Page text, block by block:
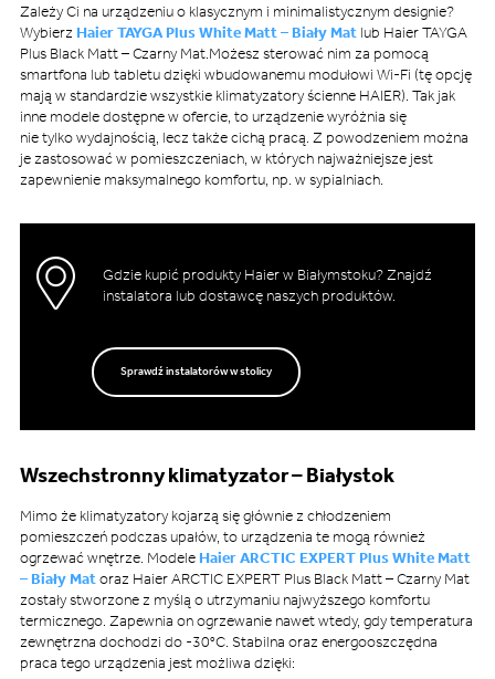
Zależy Ci na urządzeniu o klasycznym i minimalistycznym designie?
Wybierz Haier TAYGA Plus White Matt – Biały Mat lub Haier TAYGA
Plus Black Matt – Czarny Mat.Możesz sterować nim za pomocą
smartfona lub tabletu dzięki wbudowanemu modułowi Wi-Fi (tę opcję
mają w standardzie wszystkie klimatyzatory ścienne HAIER). Tak jak
inne modele dostępne w ofercie, to urządzenie wyróżnia się
nie tylko wydajnością, lecz także cichą pracą. Z powodzeniem można
je zastosować w pomieszczeniach, w których najważniejsze jest
zapewnienie maksymalnego komfortu, np. w sypialniach.
Gdzie kupić produkty Haier w Białymstoku? Znajdź
instalatora lub dostawcę naszych produktów.
Sprawdź instalatorów w stolicy
Wszechstronny klimatyzator – Białystok
Mimo że klimatyzatory kojarzą się głównie z chłodzeniem
pomieszczeń podczas upałów, to urządzenia te mogą również
ogrzewać wnętrze. Modele Haier ARCTIC EXPERT Plus White Matt
– Biały Matoraz Haier ARCTIC EXPERT Plus Black Matt – Czarny Mat
zostały stworzone z myślą o utrzymaniu najwyższego komfortu
termicznego. Zapewnia on ogrzewanie nawet wtedy, gdy temperatura
zewnętrzna dochodzi do -30°C. Stabilna oraz energooszczędna
praca tego urządzenia jest możliwa dzięki: